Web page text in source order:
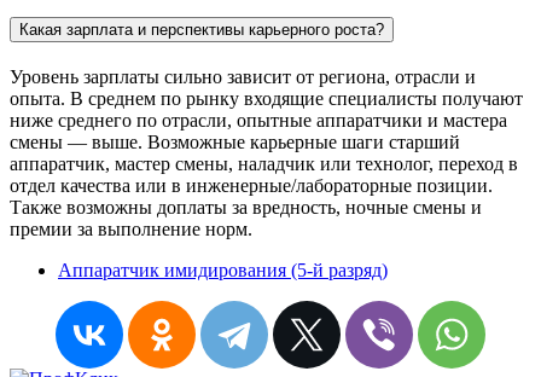
Какая зарплата и перспективы карьерного роста?
Уровень зарплаты сильно зависит от региона, отрасли и
опыта. В среднем по рынку входящие специалисты получают
ниже среднего по отрасли, опытные аппаратчики и мастера
смены — выше. Возможные карьерные шаги старший
аппаратчик, мастер смены, наладчик или технолог, переход в
отдел качества или в инженерные/лабораторные позиции.
Также возможны доплаты за вредность, ночные смены и
премии за выполнение норм.
Аппаратчик имидирования (5-й разряд)